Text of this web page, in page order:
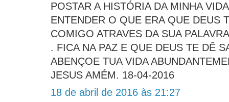
POSTAR A HISTÓRIA DA MINHA
ENTENDER O QUE ERA QUE DEUS
COMIGO ATRAVES DA SUA
. FICA NA PAZ E QUE DEUS TE DÊ
ABENÇOE TUA VIDA
JESUS AMÉM. 18-04-2016
18 de abril de 2016 às 21:27